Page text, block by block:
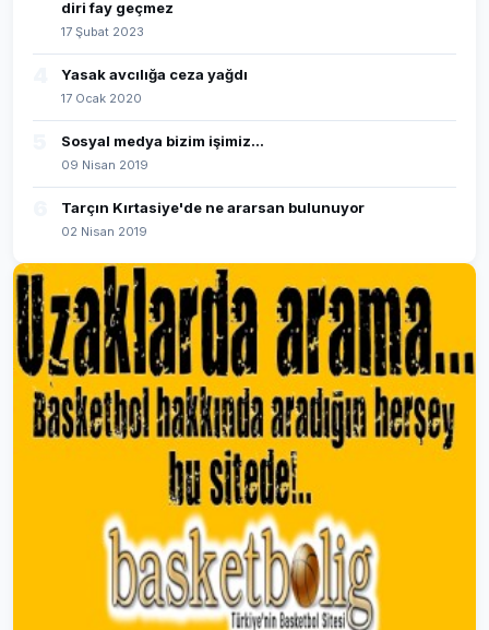
diri fay geçmez
17 Şubat 2023
Yasak avcılığa ceza yağdı
17 Ocak 2020
Sosyal medya bizim işimiz...
09 Nisan 2019
Tarçın Kırtasiye'de ne ararsan bulunuyor
02 Nisan 2019